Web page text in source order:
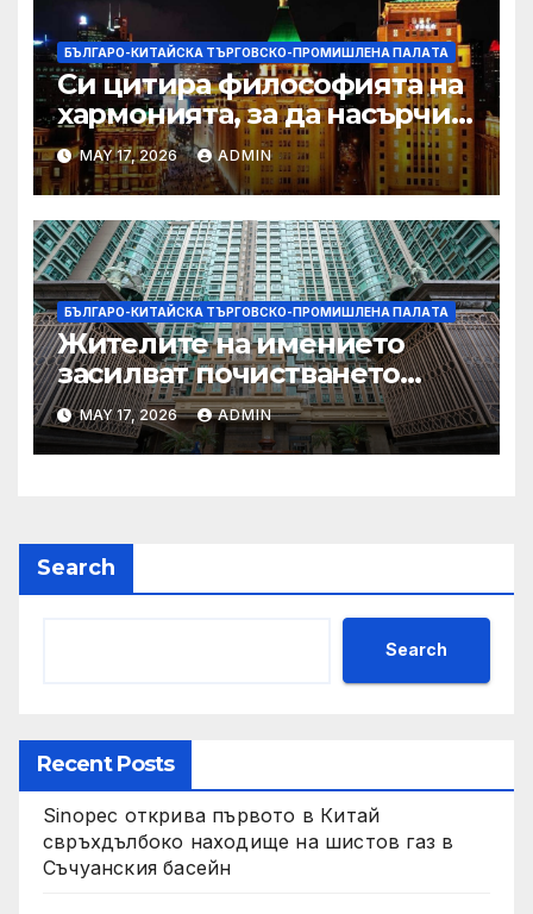
БЪЛГАРО-КИТАЙСКА ТЪРГОВСКО-ПРОМИШЛЕНА ПАЛAТА
Си цитира философията на
хармонията, за да насърчи
съжителството между
Китай и САЩ
MAY 17, 2026 ADMIN
БЪЛГАРО-КИТАЙСКА ТЪРГОВСКО-ПРОМИШЛЕНА ПАЛAТА
Жителите на имението
засилват почистването
след първия случай на
хепатит на плъхове в града
тази година
MAY 17, 2026 ADMIN
Search
Search
Recent Posts
Sinopec открива първото в Китай
свръхдълбоко находище на шистов газ в
Съчуанския басейн